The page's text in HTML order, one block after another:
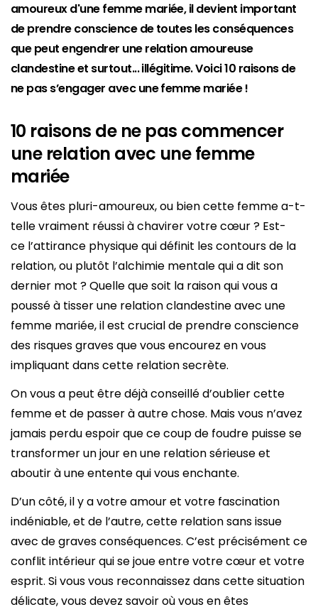
amoureux d'une femme mariée, il devient important
de prendre conscience de toutes les conséquences
que peut engendrer une relation amoureuse
clandestine et surtout... illégitime. Voici 10 raisons de
ne pas s’engager avec une femme mariée !
10 raisons de ne pas commencer
une relation avec une femme
mariée
Vous êtes pluri-amoureux, ou bien cette femme a-t-
telle vraiment réussi à chavirer votre cœur ? Est-
ce l’attirance physique qui définit les contours de la
relation, ou plutôt l’alchimie mentale qui a dit son
dernier mot ? Quelle que soit la raison qui vous a
poussé à tisser une relation clandestine avec une
femme mariée, il est crucial de prendre conscience
des risques graves que vous encourez en vous
impliquant dans cette relation secrète.
On vous a peut être déjà conseillé d’oublier cette
femme et de passer à autre chose. Mais vous n’avez
jamais perdu espoir que ce coup de foudre puisse se
transformer un jour en une relation sérieuse et
aboutir à une entente qui vous enchante.
D’un côté, il y a votre amour et votre fascination
indéniable, et de l’autre, cette relation sans issue
avec de graves conséquences. C’est précisément ce
conflit intérieur qui se joue entre votre cœur et votre
esprit. Si vous vous reconnaissez dans cette situation
délicate, vous devez savoir où vous en êtes